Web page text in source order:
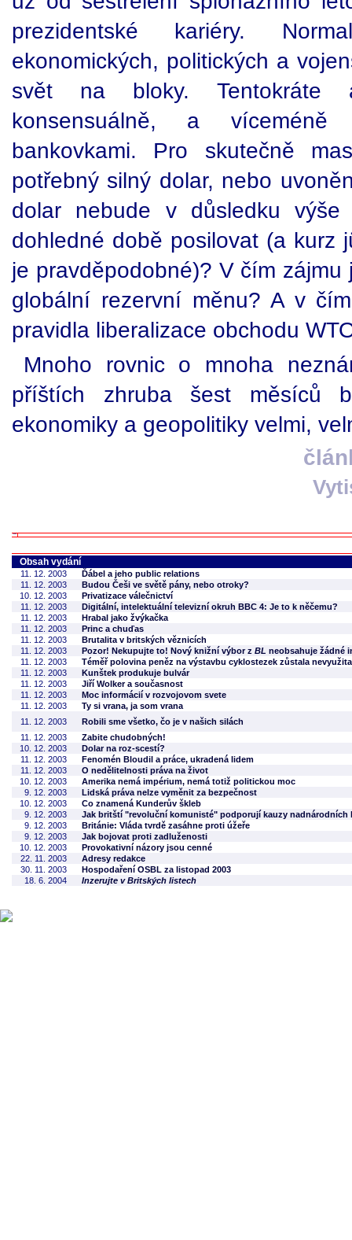
prezidentské kariéry.
ekonomických, politických a
svět na bloky. Tentokráte
konsensuálně, a
bankovkami. Pro skutečně
potřebný silný dolar, nebo
dolar nebude v důsledku výše
dohledné době posilovat (a kurz
je pravděpodobné)? V čím
globální rezervní měnu? A v
pravidla liberalizace obchodu
Mnoho rovnic o mnoha
příštích zhruba šest měsíců
ekonomiky a geopolitiky velmi,
Obsah vydání
11. 12. 2003
Ďábel a jeho public relations
11. 12. 2003
Budou Češi ve světě pány, nebo otroky?
10. 12. 2003
Privatizace válečnictví
11. 12. 2003
Digitální, intelektuální televizní okruh BBC 4: Je to k něčemu?
11. 12. 2003
Hrabal jako žvýkačka
11. 12. 2003
Princ a chuďas
11. 12. 2003
Brutalita v britských věznicích
11. 12. 2003
Pozor! Nekupujte to! Nový knižní výbor z BL neobsahuje žádné
11. 12. 2003
Téměř polovina peněz na výstavbu cyklostezek zůstala nevyužita
11. 12. 2003
Kunštek produkuje bulvár
11. 12. 2003
Jiří Wolker a současnost
11. 12. 2003
Moc informácií v rozvojovom svete
11. 12. 2003
Ty si vrana, ja som vrana
11. 12. 2003
Robili sme všetko, čo je v našich silách
11. 12. 2003
Zabite chudobných!
10. 12. 2003
Dolar na roz-scestí?
11. 12. 2003
Fenomén Bloudil a práce, ukradená lidem
11. 12. 2003
O nedělitelnosti práva na život
10. 12. 2003
Amerika nemá impérium, nemá totiž politickou moc
9. 12. 2003
Lidská práva nelze vyměnit za bezpečnost
10. 12. 2003
Co znamená Kunderův škleb
9. 12. 2003
Jak britští "revoluční komunisté" podporují kauzy nadnárodních
9. 12. 2003
Británie: Vláda tvrdě zasáhne proti úžeře
9. 12. 2003
Jak bojovat proti zadluženosti
10. 12. 2003
Provokativní názory jsou cenné
22. 11. 2003
Adresy redakce
30. 11. 2003
Hospodaření OSBL za listopad 2003
18. 6. 2004
Inzerujte v Britských listech